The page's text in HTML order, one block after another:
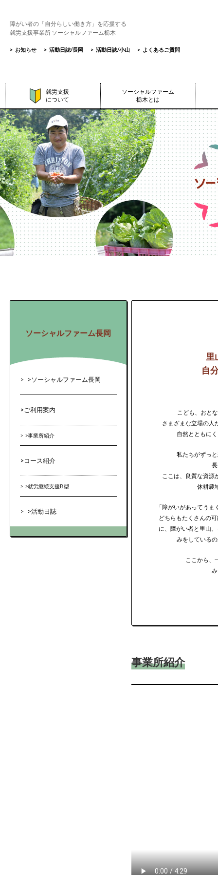
障がい者の「自分らしい働き方」を応援する
就労支援事業所 ソーシャルファーム栃木
> お知らせ > 活動日誌/長岡 > 活動日誌/小山 > よくあるご質問
就労支援
について
ソーシャルファーム
栃木とは
ソーシャルファーム長岡
>ソーシャルファーム長岡
> ご利用案内
>事業所紹介
>コース紹介
>就労継続支援B型
>活動日誌
里
自
こども、おと
さまざまな立場の人
自然とともに
私たちがずっ
ここは、良質な資源
休耕農
「障がいがあってう
どちらもたくさんの
に、障がい者と里山
みをしている
ここから、
事業所紹介